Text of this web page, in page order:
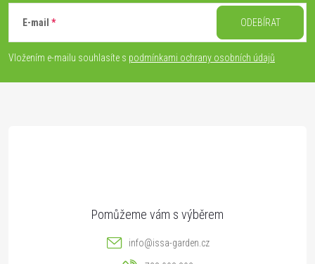
p
E-mail
Vložením e-mailu souhlasíte s podmínkami ochrany osobních údajů
ODEBÍRAT
info@issa-garden.cz